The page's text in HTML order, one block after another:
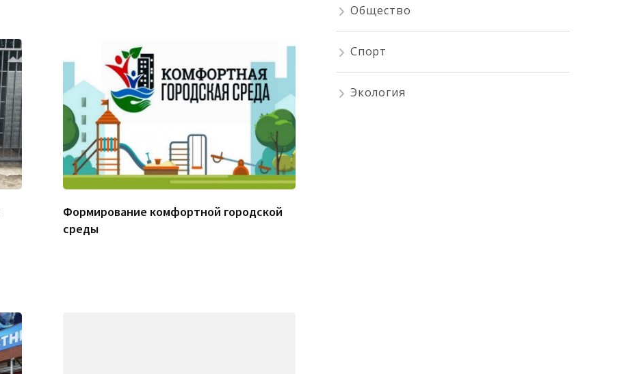
Формирование комфортной городской
среды
Общество
Спорт
Экология